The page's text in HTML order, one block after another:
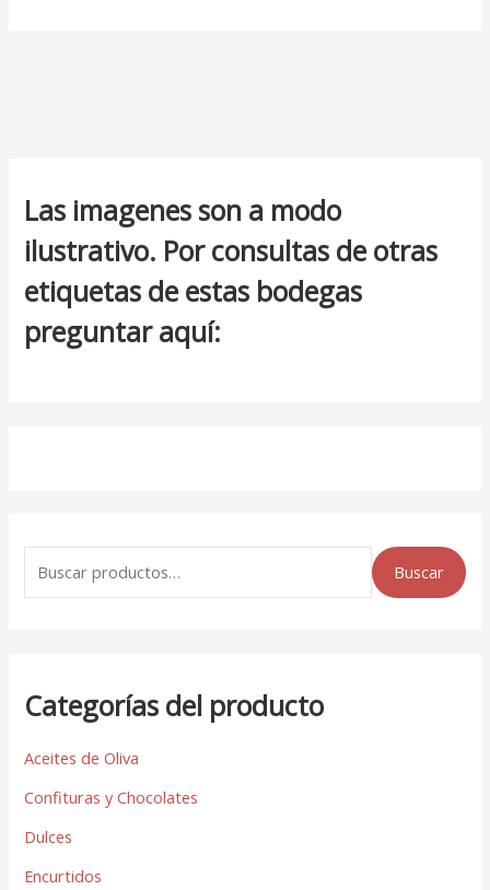
Las imagenes son a modo
ilustrativo. Por consultas de otras
etiquetas de estas bodegas
preguntar aquí:
Buscar
Categorías del producto
Aceites de Oliva
Confituras y Chocolates
Dulces
Encurtidos